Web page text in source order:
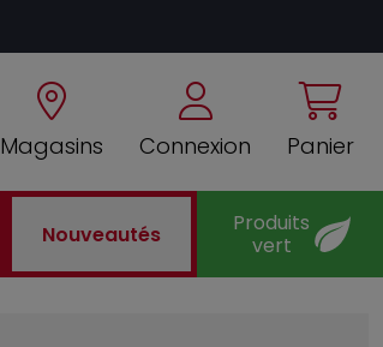
Magasins Connexion Panier
Nouveautés
Produits
vert